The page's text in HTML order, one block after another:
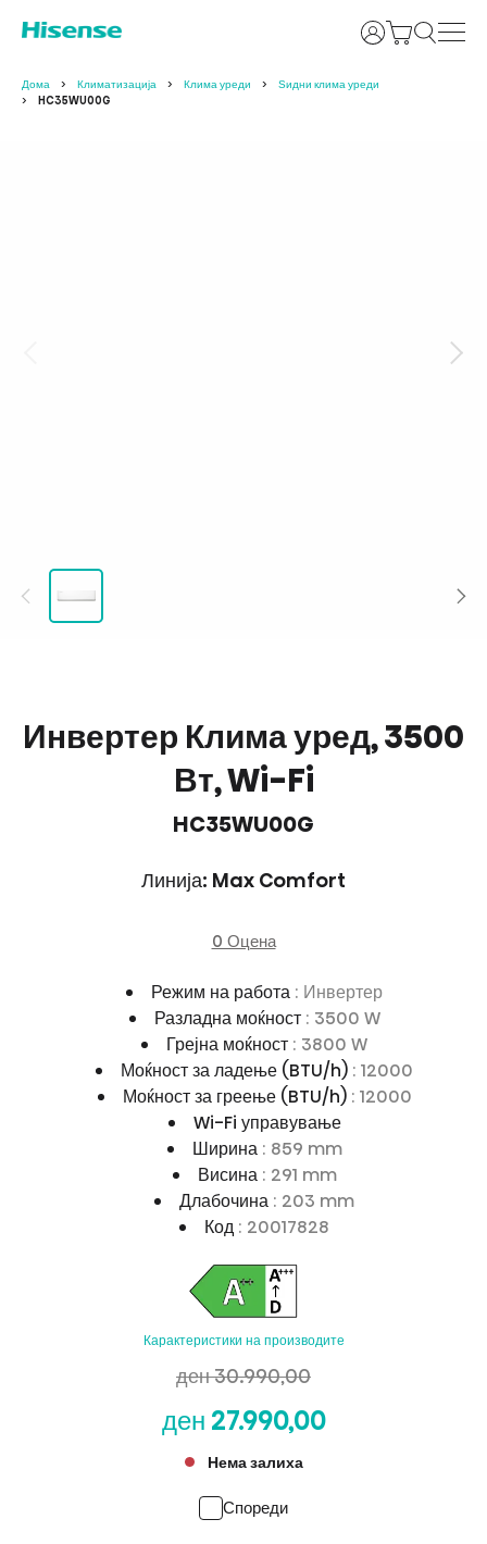
Најави се
Дома Климатизација Клима уреди
Ѕидни клима уреди
HC35WU00G
Инвертер Клима уред, 3500
Вт, Wi-Fi
HC35WU00G
Линија: Max Comfort
0 Оцена
Режим на работа : Инвертер
Разладна моќност : 3500 W
Грејна моќност : 3800 W
Моќност за ладење (BTU/h) : 12000
Моќност за греење (BTU/h) : 12000
Wi-Fi управување
Ширина : 859 mm
Висина : 291 mm
Длабочина : 203 mm
Код : 20017828
Карактеристики на производите
ден 30.990,00
ден 27.990,00
Нема залиха
Спореди